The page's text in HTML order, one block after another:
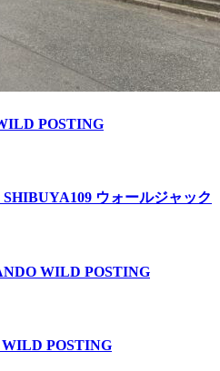
POSTING
ウォールジャック
WILD POSTING
WILD POSTING